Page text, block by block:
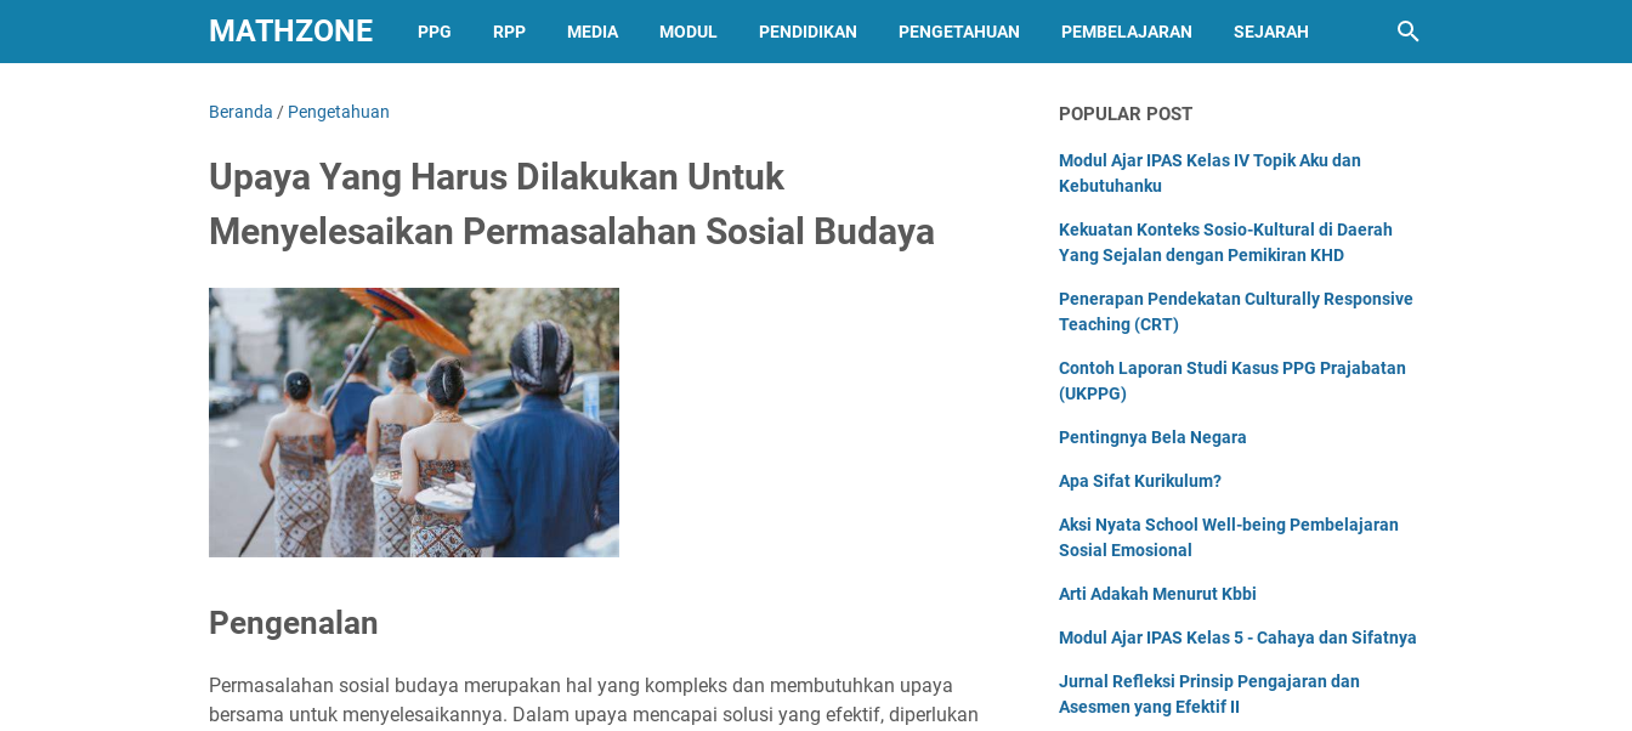
MATHZONE PPG RPP MEDIA MODUL PENDIDIKAN PENGETAHUAN PEMBELAJARAN SEJARAH
Beranda / Pengetahuan
Upaya Yang Harus Dilakukan Untuk
Menyelesaikan Permasalahan Sosial Budaya
Pengenalan
Permasalahan sosial budaya merupakan hal yang kompleks dan membutuhkan upaya
bersama untuk menyelesaikannya. Dalam upaya mencapai solusi yang efektif, diperlukan
POPULAR POST
Modul Ajar IPAS Kelas IV Topik Aku dan
Kebutuhanku
Kekuatan Konteks Sosio-Kultural di Daerah
Yang Sejalan dengan Pemikiran KHD
Penerapan Pendekatan Culturally Responsive
Teaching (CRT)
Contoh Laporan Studi Kasus PPG Prajabatan
(UKPPG)
Pentingnya Bela Negara
Apa Sifat Kurikulum?
Aksi Nyata School Well-being Pembelajaran
Sosial Emosional
Arti Adakah Menurut Kbbi
Modul Ajar IPAS Kelas 5 - Cahaya dan Sifatnya
Jurnal Refleksi Prinsip Pengajaran dan
Asesmen yang Efektif II